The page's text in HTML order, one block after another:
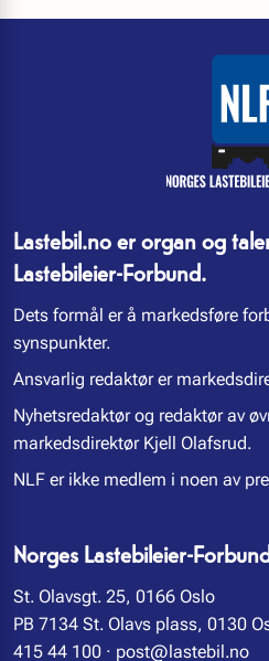
Lastebil.no er organ og
Lastebileier-Forbund.
Dets formål er å markedsføre
synspunkter.
Ansvarlig redaktør er
Nyhetsredaktør og redaktør av
markedsdirektør Kjell Olafsrud.
NLF er ikke medlem i noen av
Norges Lastebileier-
St. Olavsgt. 25, 0166 Oslo
PB 7134 St. Olavs plass, 0130
415 44 100 · post@lastebil.no